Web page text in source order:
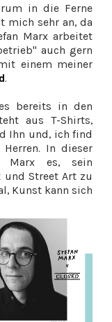
in die Ferne
mich sehr an, da
Marx arbeitet
auch gern
einem meiner
.
bereits in den
aus T-Shirts,
Ihn und, ich find
In dieser
Marx es, sein
Street Art zu
Kunst kann sich